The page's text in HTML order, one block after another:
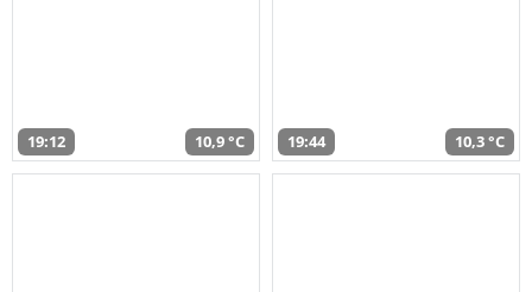
19:12 10,9 °C 19:44 10,3 °C